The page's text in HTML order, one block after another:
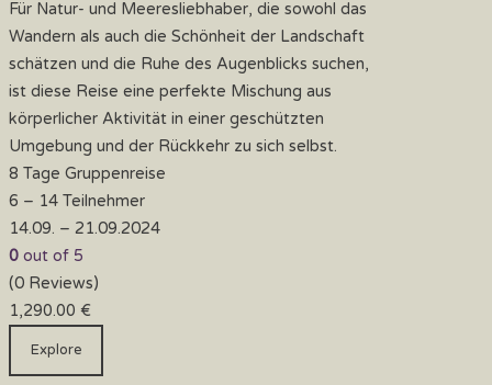
Für Natur- und Meeresliebhaber, die sowohl das
Wandern als auch die Schönheit der Landschaft
schätzen und die Ruhe des Augenblicks suchen,
ist diese Reise eine perfekte Mischung aus
körperlicher Aktivität in einer geschützten
Umgebung und der Rückkehr zu sich selbst.
8 Tage Gruppenreise
6 – 14 Teilnehmer
14.09. – 21.09.2024
0 out of 5
(0 Reviews)
1,290.00 €
Explore